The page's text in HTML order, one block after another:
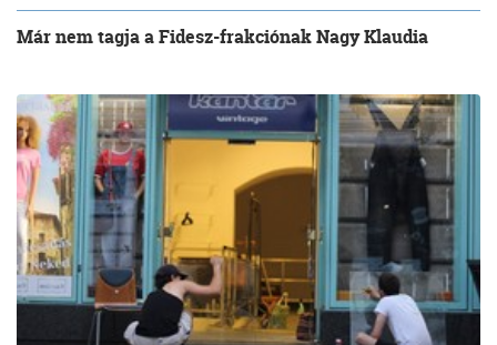
Már nem tagja a Fidesz-frakciónak Nagy Klaudia